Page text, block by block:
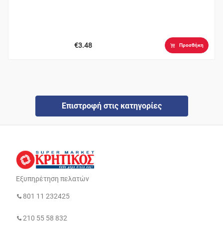
€3.48 Προσθήκη
Επιστροφή στις κατηγορίες
Εξυπηρέτηση πελατών
801 11 232425
210 55 58 832